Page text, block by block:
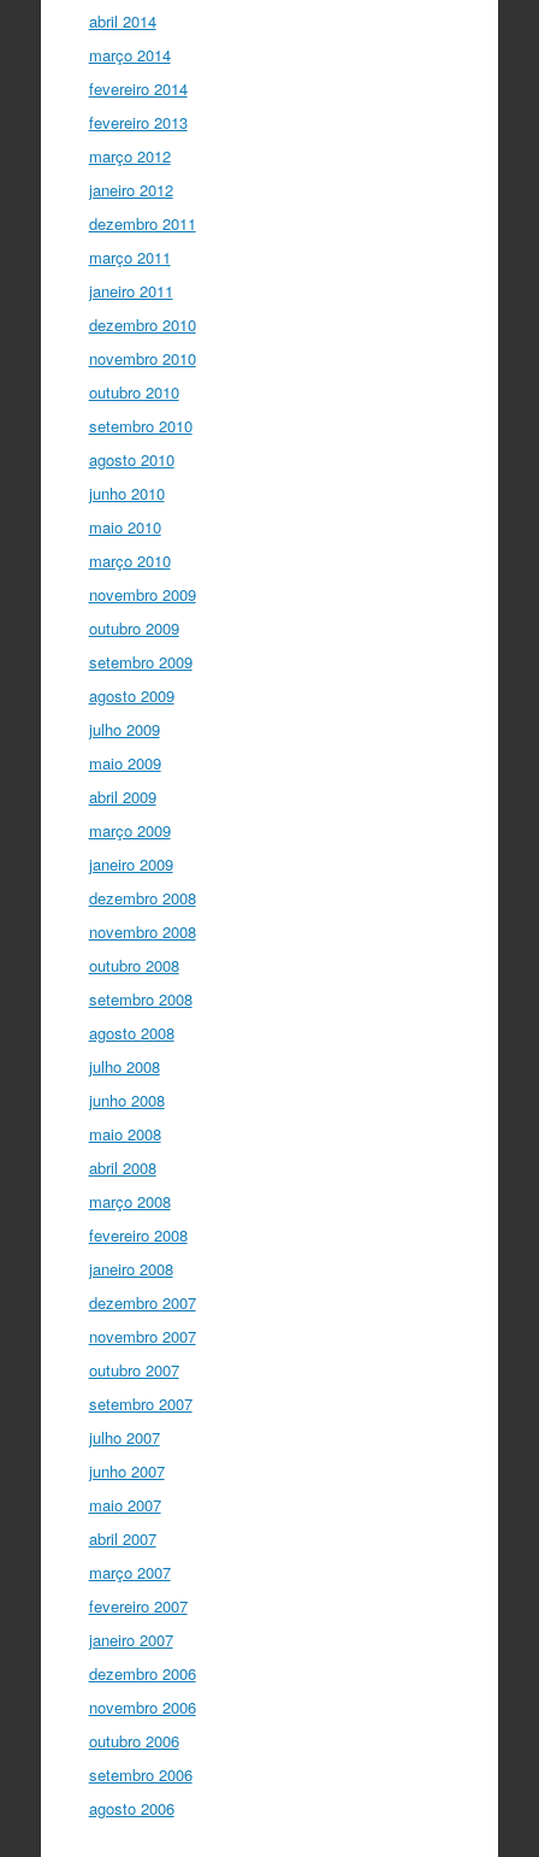
abril 2014
março 2014
fevereiro 2014
fevereiro 2013
março 2012
janeiro 2012
dezembro 2011
março 2011
janeiro 2011
dezembro 2010
novembro 2010
outubro 2010
setembro 2010
agosto 2010
junho 2010
maio 2010
março 2010
novembro 2009
outubro 2009
setembro 2009
agosto 2009
julho 2009
maio 2009
abril 2009
março 2009
janeiro 2009
dezembro 2008
novembro 2008
outubro 2008
setembro 2008
agosto 2008
julho 2008
junho 2008
maio 2008
abril 2008
março 2008
fevereiro 2008
janeiro 2008
dezembro 2007
novembro 2007
outubro 2007
setembro 2007
julho 2007
junho 2007
maio 2007
abril 2007
março 2007
fevereiro 2007
janeiro 2007
dezembro 2006
novembro 2006
outubro 2006
setembro 2006
agosto 2006